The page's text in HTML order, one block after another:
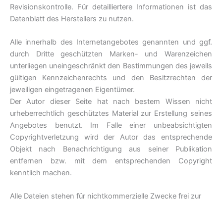
Revisionskontrolle. Für detailliertere Informationen ist das
Datenblatt des Herstellers zu nutzen.
Alle innerhalb des Internetangebotes genannten und ggf.
durch Dritte geschützten Marken- und Warenzeichen
unterliegen uneingeschränkt den Bestimmungen des jeweils
gültigen Kennzeichenrechts und den Besitzrechten der
jeweiligen eingetragenen Eigentümer.
Der Autor dieser Seite hat nach bestem Wissen nicht
urheberrechtlich geschütztes Material zur Erstellung seines
Angebotes benutzt. Im Falle einer unbeabsichtigten
Copyrightverletzung wird der Autor das entsprechende
Objekt nach Benachrichtigung aus seiner Publikation
entfernen bzw. mit dem entsprechenden Copyright
kenntlich machen.
Alle Dateien stehen für nichtkommerzielle Zwecke frei zur